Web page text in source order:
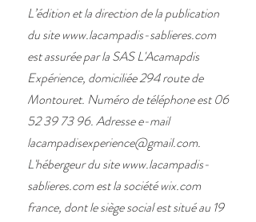
L’édition et la direction de la publication
du sitewww.lacampadis-sablieres.com
est assurée par la SAS L'Acamapdis
Expérience, domiciliée 294 route de
Montouret. Numéro de téléphone est06
52 39 73 96. Adresse e-mail
lacampadisexperience@gmail.com.
L'hébergeur du sitewww.lacampadis-
sablieres.comest la société wix.com
france, dont le siège social est situé au 19